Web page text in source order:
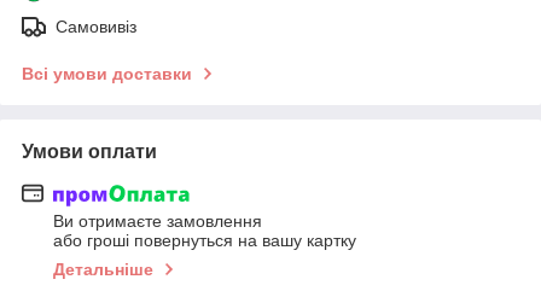
Самовивіз
Всі умови доставки
Умови оплати
Ви отримаєте замовлення
або гроші повернуться на вашу картку
Детальніше